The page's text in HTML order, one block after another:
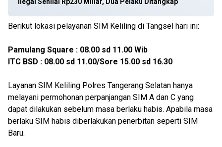
Berikut lokasi pelayanan SIM Keliling di Tangsel hari ini:
Pamulang Square : 08.00 sd 11.00 Wib
ITC BSD : 08.00 sd 11.00/Sore 15.00 sd 16.30
Layanan SIM Keliling Polres Tangerang Selatan hanya
melayani permohonan perpanjangan SIM A dan C yang
dapat dilakukan sebelum masa berlaku habis. Apabila masa
berlaku SIM habis diberlakukan penerbitan seperti SIM
Baru.